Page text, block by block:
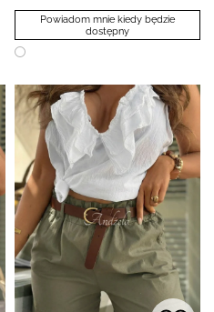
Powiadom mnie kiedy będzie
dostępny